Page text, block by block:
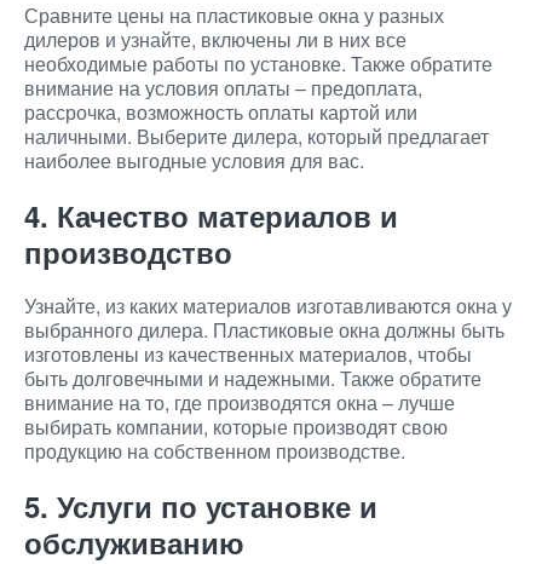
Сравните цены на пластиковые окна у разных
дилеров и узнайте, включены ли в них все
необходимые работы по установке. Также обратите
внимание на условия оплаты – предоплата,
рассрочка, возможность оплаты картой или
наличными. Выберите дилера, который предлагает
наиболее выгодные условия для вас.
4. Качество материалов и
производство
Узнайте, из каких материалов изготавливаются окна у
выбранного дилера. Пластиковые окна должны быть
изготовлены из качественных материалов, чтобы
быть долговечными и надежными. Также обратите
внимание на то, где производятся окна – лучше
выбирать компании, которые производят свою
продукцию на собственном производстве.
5. Услуги по установке и
обслуживанию